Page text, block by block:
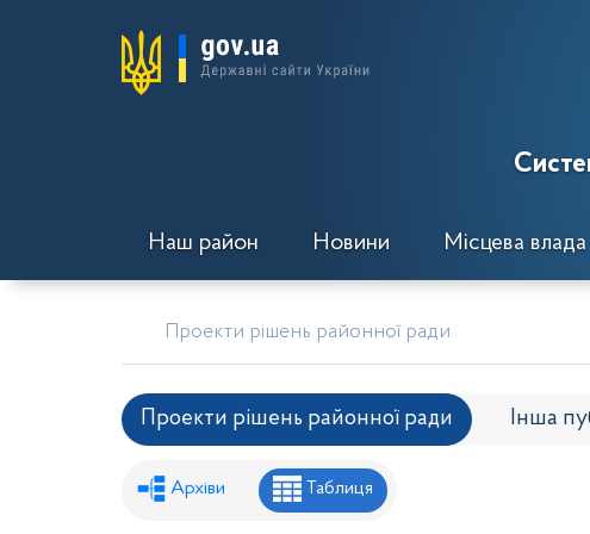
Наш район Новини Місцева влада
Проекти рішень районної ради
Проекти рішень районної ради Інша
Рішення районної ради
Архіви Таблиця